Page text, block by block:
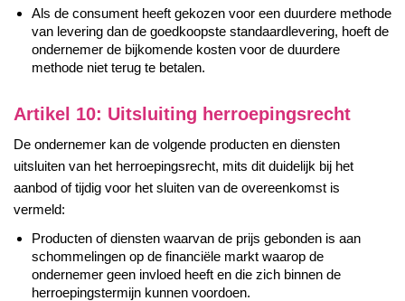
Als de consument heeft gekozen voor een duurdere methode
van levering dan de goedkoopste standaardlevering, hoeft de
ondernemer de bijkomende kosten voor de duurdere
methode niet terug te betalen.
Artikel 10: Uitsluiting herroepingsrecht
De ondernemer kan de volgende producten en diensten
uitsluiten van het herroepingsrecht, mits dit duidelijk bij het
aanbod of tijdig voor het sluiten van de overeenkomst is
vermeld:
Producten of diensten waarvan de prijs gebonden is aan
schommelingen op de financiële markt waarop de
ondernemer geen invloed heeft en die zich binnen de
herroepingstermijn kunnen voordoen.